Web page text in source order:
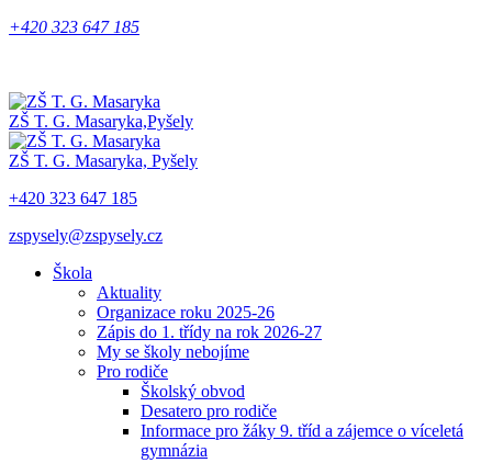
+420 323 647 185
ZŠ T. G. Masaryka,Pyšely
ZŠ T. G. Masaryka, Pyšely
+420 323 647 185
zspysely@zspysely.cz
Škola
Aktuality
Organizace roku 2025-26
Zápis do 1. třídy na rok 2026-27
My se školy nebojíme
Pro rodiče
Školský obvod
Desatero pro rodiče
Informace pro žáky 9. tříd a zájemce o víceletá
gymnázia